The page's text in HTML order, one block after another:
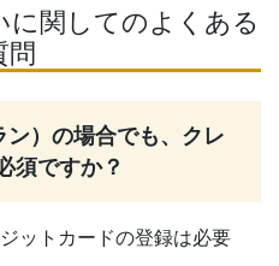
に関してのよくある
問
ン）の場合でも、クレ
須ですか？
ットカードの登録は必要